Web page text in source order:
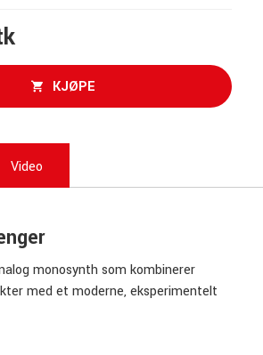
KJØPE
Video
monosynth som kombinerer
med et moderne, eksperimentelt